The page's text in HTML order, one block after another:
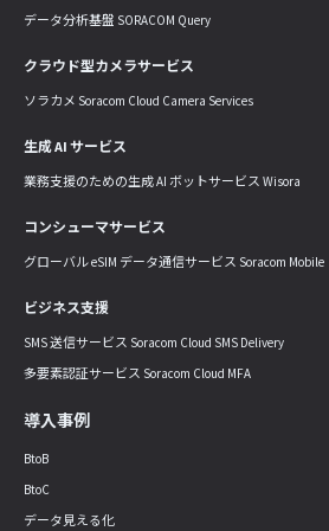
データ分析基盤 SORACOM Query
クラウド型カメラサービス
ソラカメ Soracom Cloud Camera Services
生成 AI サービス
業務支援のための生成 AI ボットサービス Wisora
コンシューマサービス
グローバル eSIM データ通信サービス Soracom Mobile
ビジネス支援
SMS 送信サービス Soracom Cloud SMS Delivery
多要素認証サービス Soracom Cloud MFA
導入事例
BtoB
BtoC
データ見える化